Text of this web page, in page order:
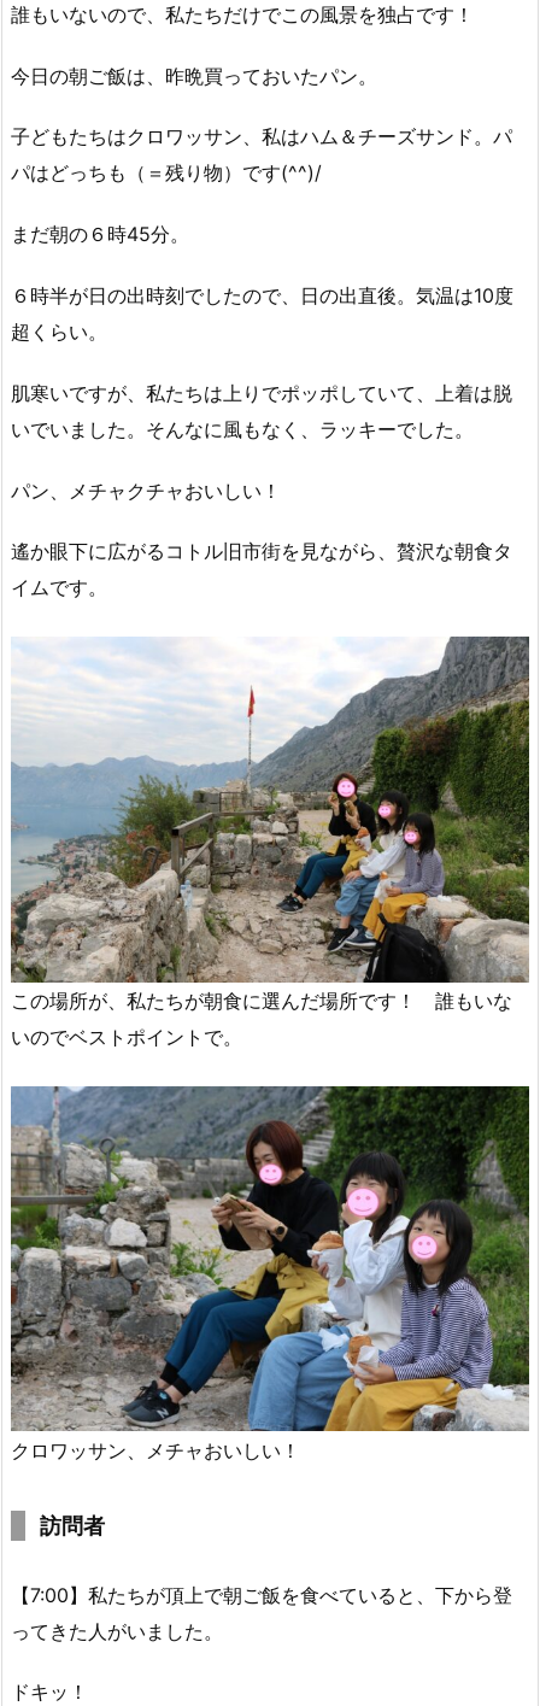
誰もいないので、私たちだけでこの風景を独占です！
今日の朝ご飯は、昨晩買っておいたパン。
子どもたちはクロワッサン、私はハム＆チーズサンド。パ
パはどっちも（＝残り物）です(^^)/
まだ朝の６時45分。
６時半が日の出時刻でしたので、日の出直後。気温は10度
超くらい。
肌寒いですが、私たちは上りでポッポしていて、上着は脱
いでいました。そんなに風もなく、ラッキーでした。
パン、メチャクチャおいしい！
遙か眼下に広がるコトル旧市街を見ながら、贅沢な朝食タ
イムです。
この場所が、私たちが朝食に選んだ場所です！ 誰もいな
いのでベストポイントで。
クロワッサン、メチャおいしい！
訪問者
【7:00】私たちが頂上で朝ご飯を食べていると、下から登
ってきた人がいました。
ドキッ！